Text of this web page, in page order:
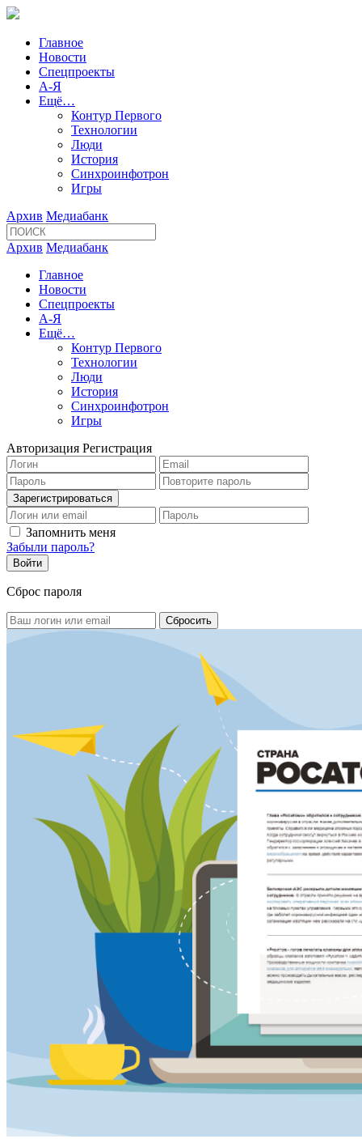
Главное
Новости
Спецпроекты
А-Я
Ещё…
Контур Первого
Технологии
Люди
История
Синхроинфотрон
Игры
Архив Медиабанк
Архив Медиабанк
Главное
Новости
Спецпроекты
А-Я
Ещё…
Контур Первого
Технологии
Люди
История
Синхроинфотрон
Игры
Авторизация Регистрация
Запомнить меня
Забыли пароль?
Сброс пароля